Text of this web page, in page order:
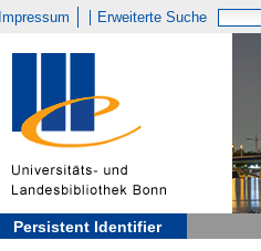
Impressum Erweiterte Suche
Persistent Identifier